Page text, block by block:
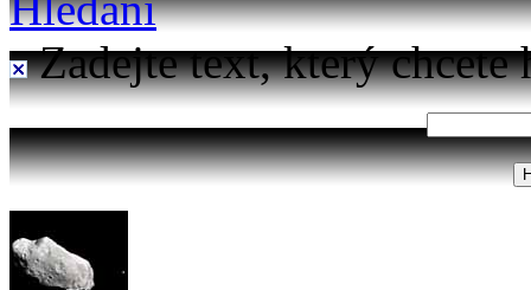
Zadejte text, který chcete